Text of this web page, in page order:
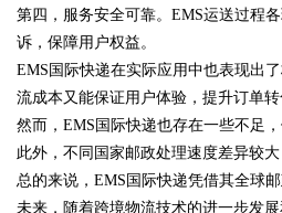
!
第四，服务安全可靠。EMS运送过程
诉，保障用户权益。
EMS国际快递在实际应用中也表现出
流成本又能保证用户体验，提升订单
然而，EMS国际快递也存在一些不足
此外，不同国家邮政处理速度差异较
总的来说，EMS国际快递凭借其全球
未来，随着跨境物流技术的进一步发